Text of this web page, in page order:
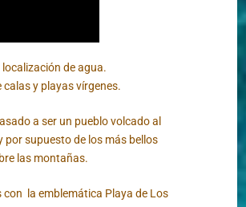
de agua.
y playas vírgenes.
a ser un pueblo volcado al
supuesto de los más bellos
las montañas.
la emblemática Playa de Los